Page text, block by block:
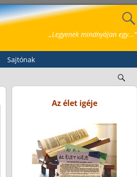
„Legyenek mindnyájan egy..."
Sajtónak
Az élet igéje